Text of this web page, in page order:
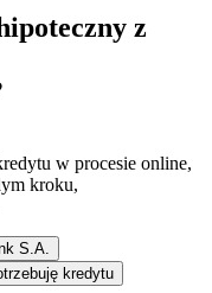
z
w procesie online,
kroku,
S.A.
kredytu